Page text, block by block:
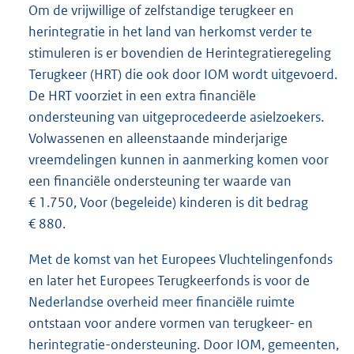
Om de vrijwillige of zelfstandige terugkeer en
herintegratie in het land van herkomst verder te
stimuleren is er bovendien de Herintegratieregeling
Terugkeer (HRT) die ook door IOM wordt uitgevoerd.
De HRT voorziet in een extra financiële
ondersteuning van uitgeprocedeerde asielzoekers.
Volwassenen en alleenstaande minderjarige
vreemdelingen kunnen in aanmerking komen voor
een financiële ondersteuning ter waarde van
€ 1.750, Voor (begeleide) kinderen is dit bedrag
€ 880.
Met de komst van het Europees Vluchtelingenfonds
en later het Europees Terugkeerfonds is voor de
Nederlandse overheid meer financiële ruimte
ontstaan voor andere vormen van terugkeer- en
herintegratie-ondersteuning. Door IOM, gemeenten,